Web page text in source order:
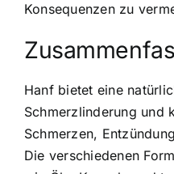
Konsequenzen zu
Hanf bietet eine
Schmerzlinderung und
Schmerzen,
Die verschiedenen